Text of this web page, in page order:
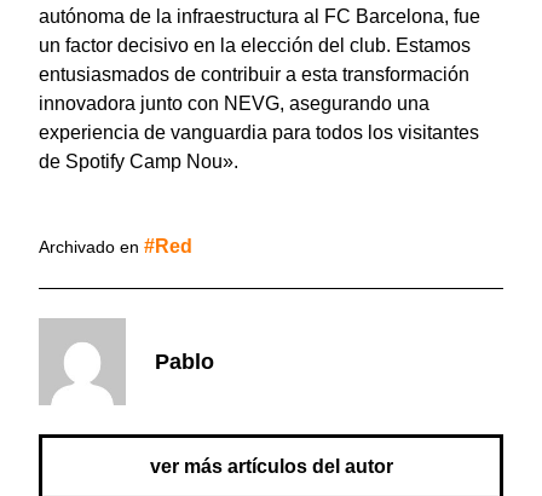
autónoma de la infraestructura al FC Barcelona, fue
un factor decisivo en la elección del club. Estamos
entusiasmados de contribuir a esta transformación
innovadora junto con NEVG, asegurando una
experiencia de vanguardia para todos los visitantes
de Spotify Camp Nou».
Archivado en Red
Pablo
ver más artículos del autor